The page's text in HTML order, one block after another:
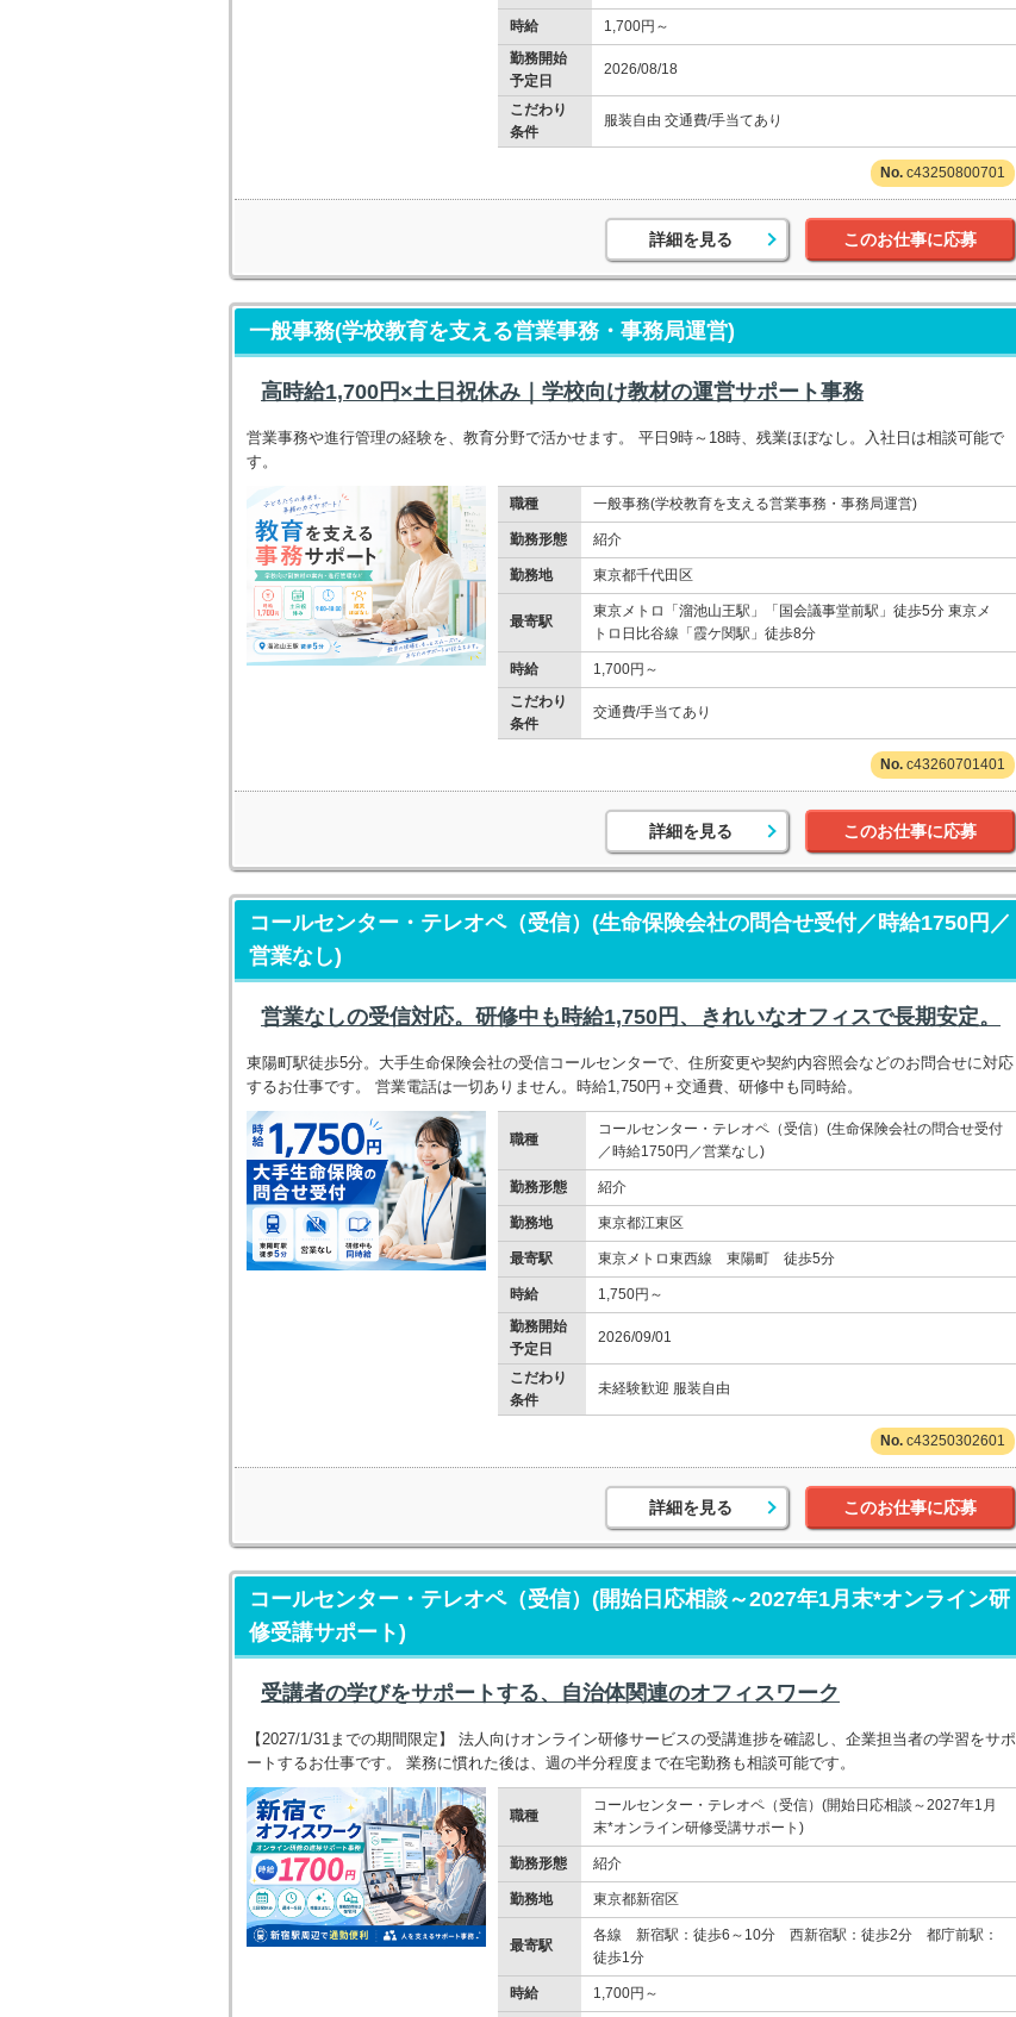
時給
1,700円～
勤務開始
予定日
2026/08/18
こだわり
条件
服装自由 交通費/手当てあり
c43250800701
詳細を見る このお仕事に応募
一般事務(学校教育を支える営業事務・事務局運営)
高時給1,700円×土日祝休み｜学校向け教材の運営サポート事務
営業事務や進行管理の経験を、教育分野で活かせます。 平日9時～18時、残業ほぼなし。入社日は相談可能で
す。
職種 一般事務(学校教育を支える営業事務・事務局運営)
勤務形態 紹介
勤務地 東京都千代田区
最寄駅
東京メトロ「溜池山王駅」「国会議事堂前駅」徒歩5分 東京メ
トロ日比谷線「霞ケ関駅」徒歩8分
時給
1,700円～
こだわり
条件
交通費/手当てあり
c43260701401
詳細を見る このお仕事に応募
コールセンター・テレオペ（受信）(生命保険会社の問合せ受付／時給1750円／
営業なし)
営業なしの受信対応。研修中も時給1,750円、きれいなオフィスで長期安定。
東陽町駅徒歩5分。大手生命保険会社の受信コールセンターで、住所変更や契約内容照会などのお問合せに対応
するお仕事です。 営業電話は一切ありません。時給1,750円＋交通費、研修中も同時給。
職種
コールセンター・テレオペ（受信）(生命保険会社の問合せ受付
／時給1750円／営業なし)
勤務形態 紹介
勤務地 東京都江東区
最寄駅 東京メトロ東西線 東陽町 徒歩5分
時給
1,750円～
勤務開始
予定日
2026/09/01
こだわり
条件
未経験歓迎 服装自由
c43250302601
詳細を見る このお仕事に応募
コールセンター・テレオペ（受信）(開始日応相談～2027年1月末*オンライン研
修受講サポート)
受講者の学びをサポートする、自治体関連のオフィスワーク
【2027/1/31までの期間限定】 法人向けオンライン研修サービスの受講進捗を確認し、企業担当者の学習をサポ
ートするお仕事です。 業務に慣れた後は、週の半分程度まで在宅勤務も相談可能です。
職種
コールセンター・テレオペ（受信）(開始日応相談～2027年1月
末*オンライン研修受講サポート)
勤務形態 紹介
勤務地 東京都新宿区
最寄駅
各線 新宿駅：徒歩6～10分 西新宿駅：徒歩2分 都庁前駅：
徒歩1分
時給 1,700円～